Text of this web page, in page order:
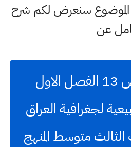
الموضوع سنعرض لكم شرح
عن
حل اسئلة ص 13 الفصل الاول
لجغرافية العراق
متوسط المنهج